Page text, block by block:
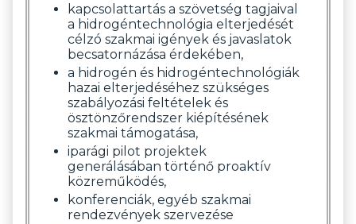
kapcsolattartás a szövetség tagjaival
a hidrogéntechnológia elterjedését
célzó szakmai igények és javaslatok
becsatornázása érdekében,
a hidrogén és hidrogéntechnológiák
hazai elterjedéséhez szükséges
szabályozási feltételek és
ösztönzőrendszer kiépítésének
szakmai támogatása,
iparági pilot projektek
generálásában történő proaktív
közreműködés,
konferenciák, egyéb szakmai
rendezvények szervezése